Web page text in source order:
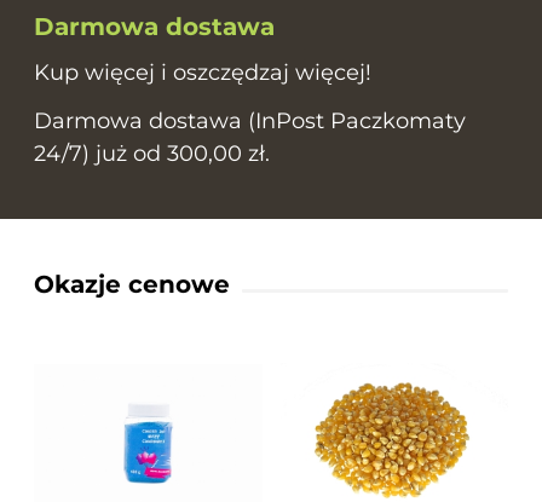
Darmowa dostawa
Kup więcej i oszczędzaj więcej!
Darmowa dostawa (InPost Paczkomaty
24/7) już od 300,00 zł.
Okazje cenowe